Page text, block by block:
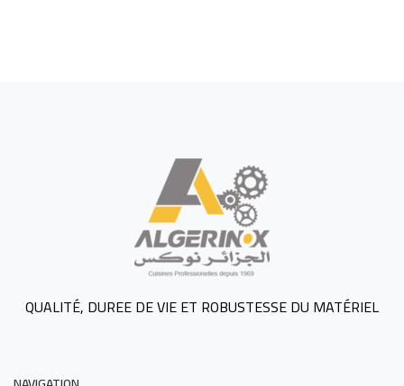
QUALITÉ, DUREE DE VIE ET ROBUSTESSE DU MATÉRIEL